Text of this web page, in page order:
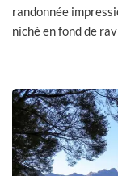
randonnée
niché en fond de